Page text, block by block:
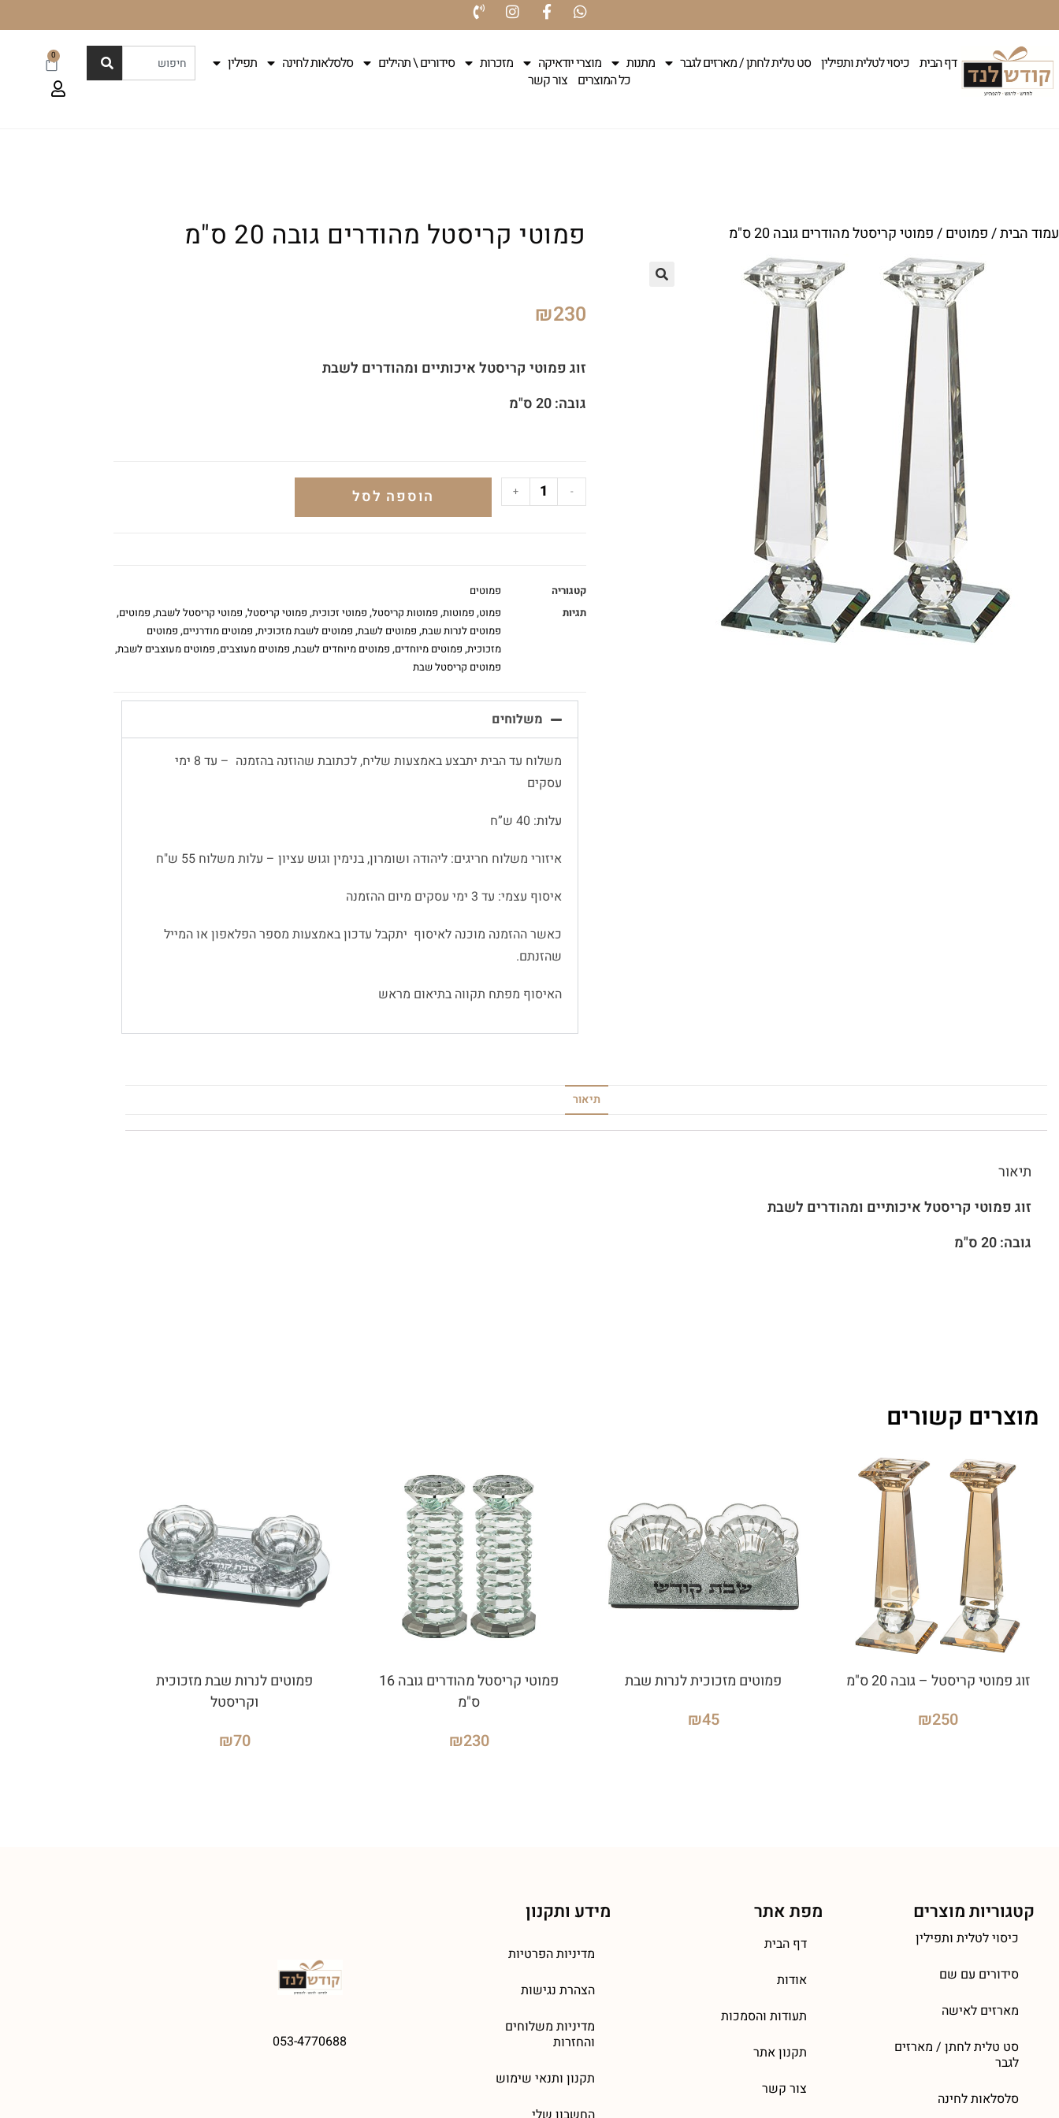
דף הבית כיסוי לטלית ותפילין סט טלית לחתן / מארזים לגבר מתנות מוצרי יודאיקה מזכרות סידורים \ תהילים סלסלאות לחינה
תפילין
כל המוצרים צור קשר
0
עמוד הבית/פמוטים/ פמוטי קריסטל מהודרים גובה 20 ס"מ פמוטי קריסטל מהודרים גובה 20 ס"מ
₪230
זוג פמוטי קריסטל איכותיים ומהודרים לשבת
גובה: 20 ס"מ
-
+ הוספה לסל
קטגוריה
פמוטים
תגיות
פמוט, פמוטות, פמוטות קריסטל, פמוטי זכוכית, פמוטי קריסטל, פמוטי קריסטל לשבת, פמוטים,
פמוטים לנרות שבת, פמוטים לשבת, פמוטים לשבת מזכוכית, פמוטים מודרניים, פמוטים
מזכוכית, פמוטים מיוחדים, פמוטים מיוחדים לשבת, פמוטים מעוצבים, פמוטים מעוצבים לשבת,
פמוטים קריסטל שבת
משלוחים
משלוח עד הבית יתבצע באמצעות שליח, לכתובת שהוזנה בהזמנה – עד 8 ימי
עסקים
עלות: 40 ש”ח
איזורי משלוח חריגים: ליהודה ושומרון, בנימין וגוש עציון – עלות משלוח 55 ש"ח
איסוף עצמי: עד 3 ימי עסקים מיום ההזמנה
כאשר ההזמנה מוכנה לאיסוף יתקבל עדכון באמצעות מספר הפלאפון או המייל
שהזנתם.
האיסוף מפתח תקווה בתיאום מראש
תיאור
תיאור
זוג פמוטי קריסטל איכותיים ומהודרים לשבת
גובה: 20 ס"מ
מוצרים קשורים
זוג פמוטי קריסטל – גובה 20 ס"מ
₪250
פמוטים מזכוכית לנרות שבת
₪45
פמוטי קריסטל מהודרים גובה 16
ס"מ
₪230
פמוטים לנרות שבת מזכוכית
וקריסטל
₪70
קטגוריות מוצרים
כיסוי לטלית ותפילין
סידורים עם שם
מארזים לאישה
סט טלית לחתן / מארזים
לגבר
סלסלאות לחינה
מפת אתר
דף הבית
אודות
תעודות והסמכות
תקנון אתר
צור קשר
מידע ותקנון
מדיניות הפרטיות
הצהרת נגישות
מדיניות משלוחים
והחזרות
תקנון ותנאי שימוש
053-4770688